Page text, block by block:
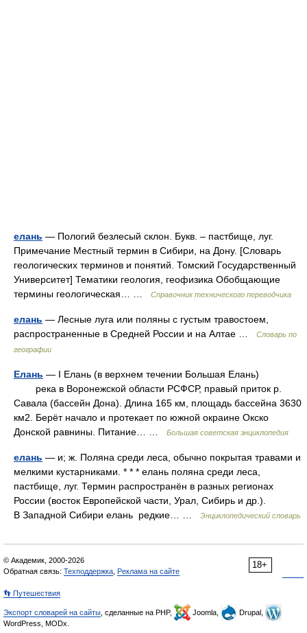
елань — Пологий безлесый склон. Букв. – пастбище, луг.
Примечание Местный термин в Сибири, на Дону. [Словарь
геологических терминов и понятий. Томский Государственный
Университет] Тематики геология, геофизика Обобщающие
термины геологическая… …
Справочник технического переводчика
елань — Лесные луга или поляны с густым травостоем,
распространенные в Средней России и на Алтае …
Словарь по
географии
Елань — I Елань (в верхнем течении Большая Елань)
река в Воронежской области РСФСР, правый приток р.
Савала (бассейн Дона). Длина 165 км, площадь бассейна 3630
км2. Берёт начало и протекает по южной окраине Окско
Донской равнины. Питание… …
Большая советская энциклопедия
елань — и; ж. Поляна среди леса, обычно покрытая травами и
мелкими кустарниками. * * * елань поляна среди леса,
пастбище, луг. Термин распространён в разных регионах
России (восток Европейской части, Урал, Сибирь и др.).
В Западной Сибири елань редкие… …
Энциклопедический словарь
18+
© Академик, 2000-2026
Обратная связь: Техподдержка Реклама на сайте
👣 Путешествия
Экспорт словарей на сайты , сделанные на PHP, Joomla,
Drupal,
WordPress, MODx.